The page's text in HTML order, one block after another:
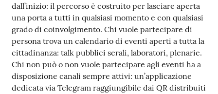
dall’inizio: il percorso è costruito per lasciare aperta
una porta a tutti in qualsiasi momento e con qualsiasi
grado di coinvolgimento. Chi vuole partecipare di
persona trova un calendario di eventi aperti a tutta la
cittadinanza: talk pubblici serali, laboratori, plenarie.
Chi non può o non vuole partecipare agli eventi ha a
disposizione canali sempre attivi: un’applicazione
dedicata via Telegram raggiungibile dai QR distribuiti